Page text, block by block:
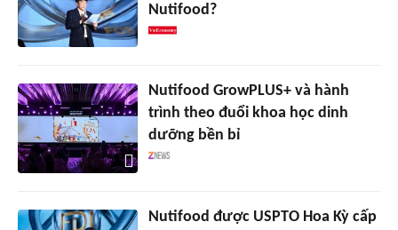
Nutifood?
Nutifood GrowPLUS+ và hành
trình theo đuổi khoa học dinh
dưỡng bền bỉ
Nutifood được USPTO Hoa Kỳ cấp